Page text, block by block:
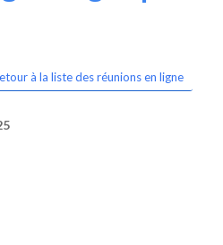
à la liste des réunions en ligne